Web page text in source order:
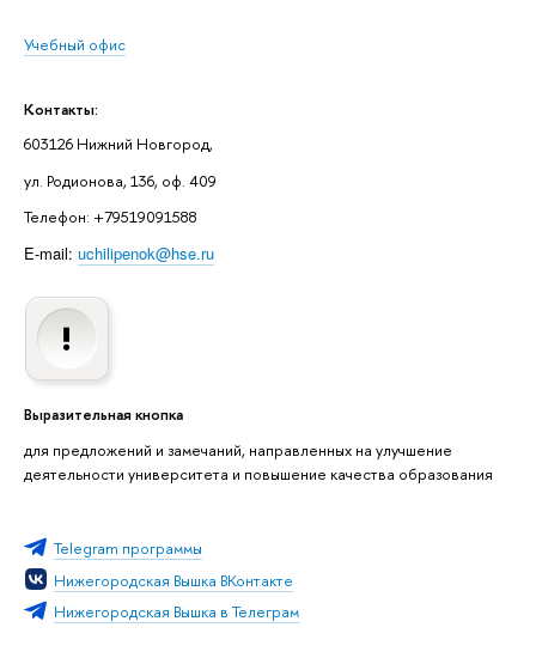
Учебный офис
Контакты:
603126 Нижний Новгород,
ул. Родионова, 136, оф. 409
Телефон: +79519091588
E-mail: uchilipenok@hse.ru
Выразительная кнопка
для предложений и замечаний, направленных на улучшение
деятельности университета и повышение качества образования
Telegram программы
Нижегородская Вышка ВКонтакте
Нижегородская Вышка в Телеграм